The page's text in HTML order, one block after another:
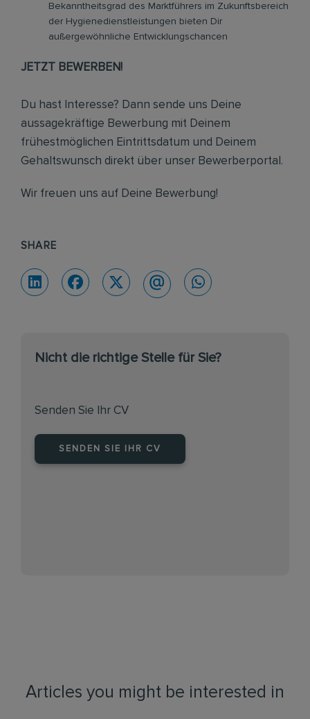
Bekanntheitsgrad des Marktführers im Zukunftsbereich
der Hygienedienstleistungen bieten Dir
außergewöhnliche Entwicklungschancen
JETZT BEWERBEN!
Du hast Interesse? Dann sende uns Deine
aussagekräftige Bewerbung mit Deinem
frühestmöglichen Eintrittsdatum und Deinem
Gehaltswunsch direkt über unser Bewerberportal.
Wir freuen uns auf Deine Bewerbung!
SHARE
Nicht die richtige Stelle für Sie?
Senden Sie Ihr CV
SENDEN SIE IHR CV
Articles you might be interested in